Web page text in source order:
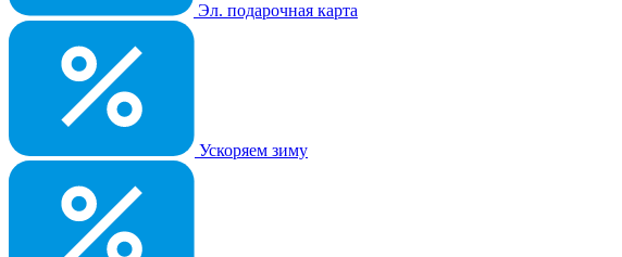
Эл. подарочная карта
Ускоряем зиму